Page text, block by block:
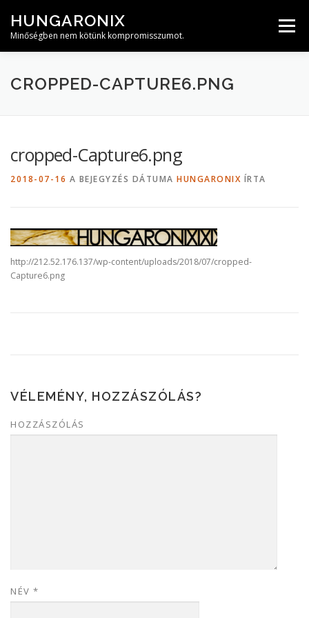
tartalomhoz
HUNGARONIX
Minőségben nem kötünk kompromisszumot.
Menü
CROPPED-CAPTURE6.PNG
cropped-Capture6.png
2018-07-16 A BEJEGYZÉS DÁTUMA HUNGARONIX ÍRTA
http://212.52.176.137/wp-content/uploads/2018/07/cropped-
Capture6.png
VÉLEMÉNY, HOZZÁSZÓLÁS?
HOZZÁSZÓLÁS
NÉV *